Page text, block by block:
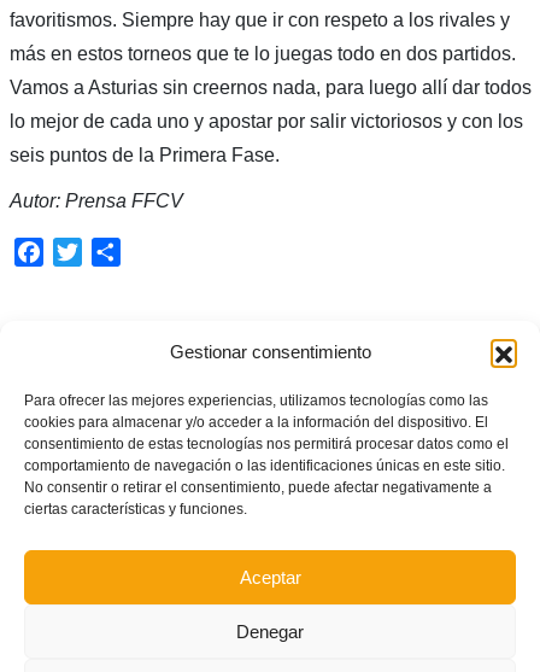
Gestionar consentimiento
Para ofrecer las mejores experiencias, utilizamos tecnologías como las
cookies para almacenar y/o acceder a la información del dispositivo. El
consentimiento de estas tecnologías nos permitirá procesar datos como el
comportamiento de navegación o las identificaciones únicas en este sitio.
No consentir o retirar el consentimiento, puede afectar negativamente a
ciertas características y funciones.
Aceptar
Denegar
favoritismos. Siempre hay que ir con respeto a los rivales y
más en estos torneos que te lo juegas todo en dos partidos.
Vamos a Asturias sin creernos nada, para luego allí dar todos
lo mejor de cada uno y apostar por salir victoriosos y con los
seis puntos de la Primera Fase.
Autor: Prensa FFCV
Facebook
Twitter
ETIQUETADO BAJO:
SUB-18
What you can read next